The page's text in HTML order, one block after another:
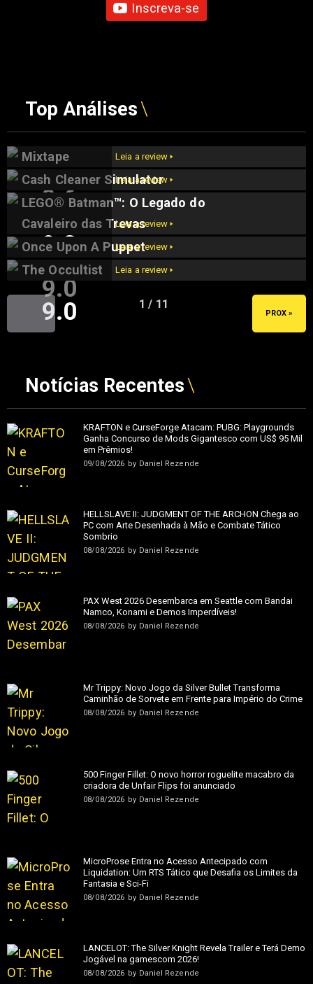
Inscreva-se
Top Análises
Mixtape
9.6
Leia a review 🢒
Cash Cleaner Simulator
9.5
Leia a review 🢒
LEGO® Batman™: O Legado do
Cavaleiro das Trevas
9.2
Leia a review 🢒
Once Upon A Puppet
9.0
Leia a review 🢒
The Occultist
9.0
Leia a review 🢒
1 / 11
PROX »
Notícias Recentes
KRAFTON e CurseForge Atacam: PUBG: Playgrounds
Ganha Concurso de Mods Gigantesco com US$ 95 Mil
em Prêmios!
09/08/2026 by Daniel Rezende
HELLSLAVE II: JUDGMENT OF THE ARCHON Chega ao
PC com Arte Desenhada à Mão e Combate Tático
Sombrio
08/08/2026 by Daniel Rezende
PAX West 2026 Desembarca em Seattle com Bandai
Namco, Konami e Demos Imperdíveis!
08/08/2026 by Daniel Rezende
Mr Trippy: Novo Jogo da Silver Bullet Transforma
Caminhão de Sorvete em Frente para Império do Crime
08/08/2026 by Daniel Rezende
500 Finger Fillet: O novo horror roguelite macabro da
criadora de Unfair Flips foi anunciado
08/08/2026 by Daniel Rezende
MicroProse Entra no Acesso Antecipado com
Liquidation: Um RTS Tático que Desafia os Limites da
Fantasia e Sci-Fi
08/08/2026 by Daniel Rezende
LANCELOT: The Silver Knight Revela Trailer e Terá Demo
Jogável na gamescom 2026!
08/08/2026 by Daniel Rezende